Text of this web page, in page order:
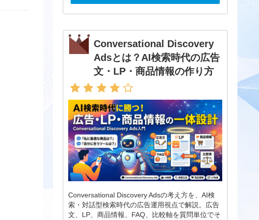
Conversational Discovery
Adsとは？AI検索時代の広告
文・LP・商品情報の作り方
Conversational Discovery Adsの考え方を、AI検
索・対話型検索時代の広告運用視点で解説。広告
文、LP、商品情報、FAQ、比較軸を質問単位でそ